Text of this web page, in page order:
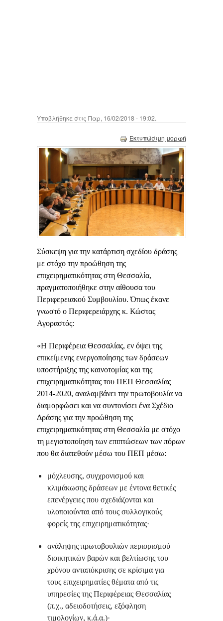
Υποβλήθηκε στις Παρ, 16/02/2018 - 19:02.
Εκτυπώσιμη μορφή
Σύσκεψη για την κατάρτιση σχεδίου δράσης
με στόχο την προώθηση της
επιχειρηματικότητας στη Θεσσαλία,
πραγματοποιήθηκε στην αίθουσα του
Περιφερειακού Συμβουλίου. Όπως έκανε
γνωστό ο Περιφερειάρχης κ. Κώστας
Αγοραστός:
«Η Περιφέρεια Θεσσαλίας, εν όψει της
επικείμενης ενεργοποίησης των δράσεων
υποστήριξης της καινοτομίας και της
επιχειρηματικότητας του ΠΕΠ Θεσσαλίας
2014-2020, αναλαμβάνει την πρωτοβουλία να
διαμορφώσει και να συντονίσει ένα Σχέδιο
Δράσης για την προώθηση της
επιχειρηματικότητας στη Θεσσαλία με στόχο
τη μεγιστοποίηση των επιπτώσεων των πόρων
που θα διατεθούν μέσω του ΠΕΠ μέσω:
μόχλευσης, συγχρονισμού και
κλιμάκωσης δράσεων με έντονα θετικές
επενέργειες που σχεδιάζονται και
υλοποιούνται από τους συλλογικούς
φορείς της επιχειρηματικότητας·
ανάληψης πρωτοβουλιών περιορισμού
διοικητικών βαρών και βελτίωσης του
χρόνου ανταπόκρισης σε κρίσιμα για
τους επιχειρηματίες θέματα από τις
υπηρεσίες της Περιφέρειας Θεσσαλίας
(π.χ., αδειοδοτήσεις, εξόφληση
τιμολογίων, κ.ά.α.)·